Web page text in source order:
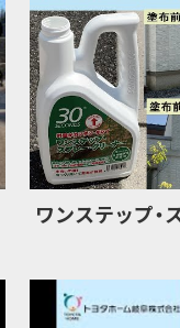
ワンステップ・